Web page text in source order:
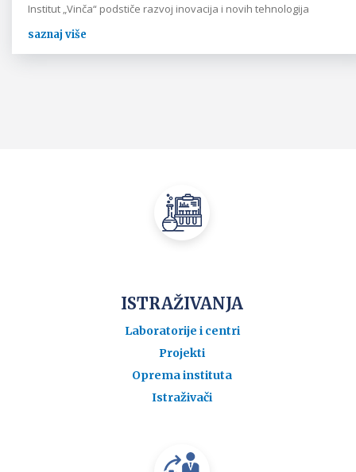
Institut „Vinča“ podstiče razvoj inovacija i novih tehnologija
saznaj više
ISTRAŽIVANJA
Laboratorije i centri
Projekti
Oprema instituta
Istraživači